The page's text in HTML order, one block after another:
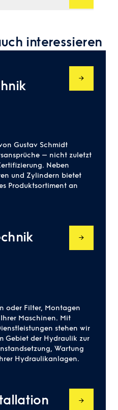
von Druck,
interessieren
Gustav Schmidt
– nicht zuletzt
Neben
und Zylindern bietet
Produktsortiment an
oder Filter, Montagen
Maschinen. Mit
stehen wir
Gebiet der Hydraulik zur
Wartung
Hydraulikanlagen.